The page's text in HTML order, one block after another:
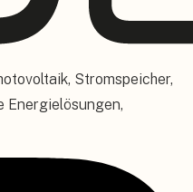
Stromspeicher,
Energielösungen,